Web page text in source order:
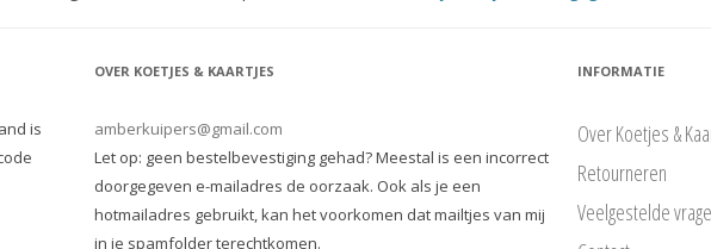
is
OVER KOETJES & KAARTJES
amberkuipers@gmail.com
Let op: geen bestelbevestiging gehad? Meestal is een incorrect
doorgegeven e-mailadres de oorzaak. Ook als je een
hotmailadres gebruikt, kan het voorkomen dat mailtjes van mij
in je spamfolder terechtkomen.
INFORMATIE
Over Koetjes &
Retourneren
Veelgestelde